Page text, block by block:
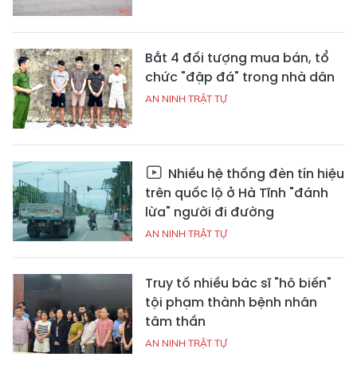
Bắt 4 đối tượng mua bán, tổ
chức "đập đá" trong nhà dân
AN NINH TRẬT TỰ
Nhiều hệ thống đèn tín hiệu
trên quốc lộ ở Hà Tĩnh "đánh
lừa" người đi đường
AN NINH TRẬT TỰ
Truy tố nhiều bác sĩ "hô biến"
tội phạm thành bệnh nhân
tâm thần
AN NINH TRẬT TỰ